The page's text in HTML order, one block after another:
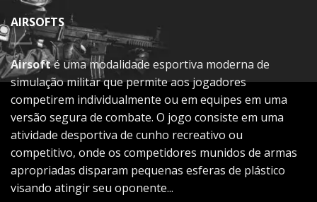
AIRSOFTS
Airsofté uma modalidade esportiva moderna de
simulação militar que permite aos jogadores
competirem individualmente ou em equipes em uma
versão segura de combate. O jogo consiste em uma
atividade desportiva de cunho recreativo ou
competitivo, onde os competidores munidos de armas
apropriadas disparam pequenas esferas de plástico
visando atingir seu oponente...